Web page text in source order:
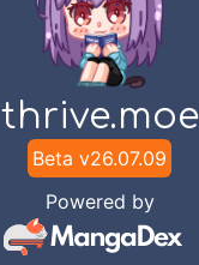
thrive.moe
Beta v26.07.09
Powered by